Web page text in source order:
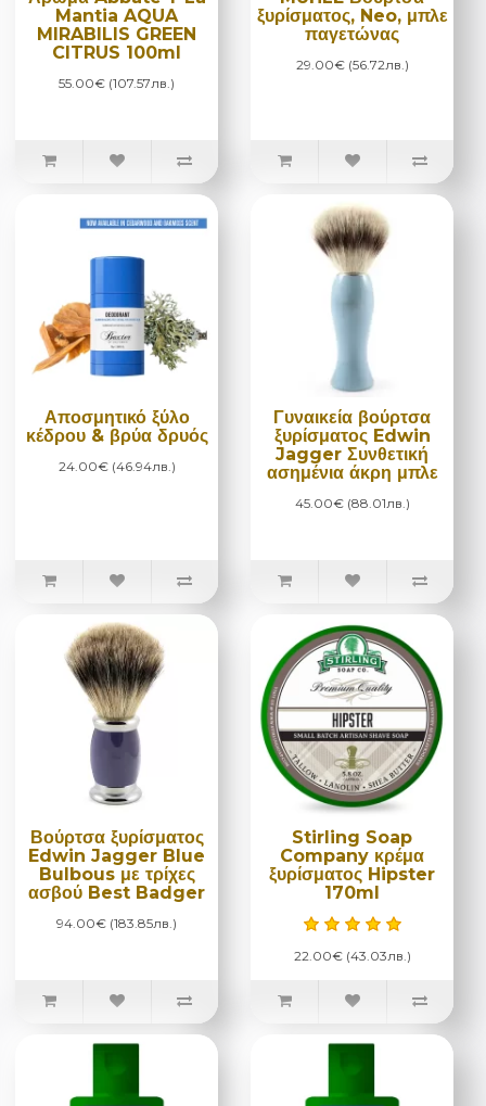
Mantia AQUA
MIRABILIS GREEN
CITRUS 100ml
55.00€ (107.57лв.)
ξυρίσματος, Neo, μπλε
παγετώνας
29.00€ (56.72лв.)
Αποσμητικό ξύλο
κέδρου & βρύα δρυός
24.00€ (46.94лв.)
Γυναικεία βούρτσα
ξυρίσματος Edwin
Jagger Συνθετική
ασημένια άκρη μπλε
45.00€ (88.01лв.)
Βούρτσα ξυρίσματος
Edwin Jagger Blue
Bulbous με τρίχες
ασβού Best Badger
94.00€ (183.85лв.)
Stirling Soap
Company κρέμα
ξυρίσματος Hipster
170ml
22.00€ (43.03лв.)